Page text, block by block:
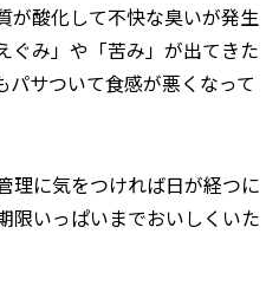
が酸化して不快な臭いが発生
ぐみ」や「苦み」が出てきた
パサついて食感が悪くなって
理に気をつければ日が経つに
限いっぱいまでおいしくいた